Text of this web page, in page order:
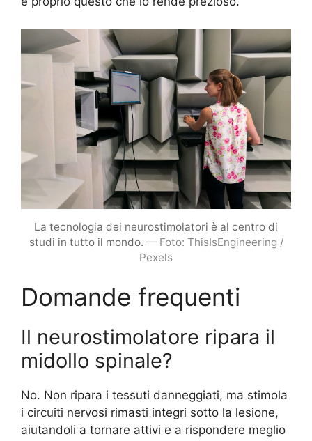
La tecnologia dei neurostimolatori è al centro di
studi in tutto il mondo. — Foto: ThisIsEngineering /
Pexels
Domande frequenti
Il neurostimolatore ripara il
midollo spinale?
No. Non ripara i tessuti danneggiati, ma stimola
i circuiti nervosi rimasti integri sotto la lesione,
aiutandoli a tornare attivi e a rispondere meglio